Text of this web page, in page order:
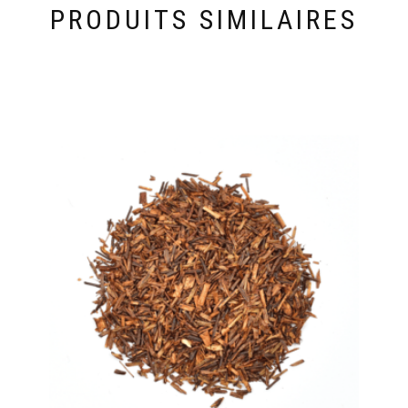
PRODUITS SIMILAIRES